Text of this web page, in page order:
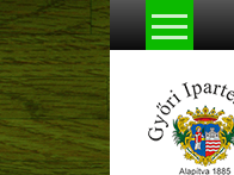
Skip
to
content